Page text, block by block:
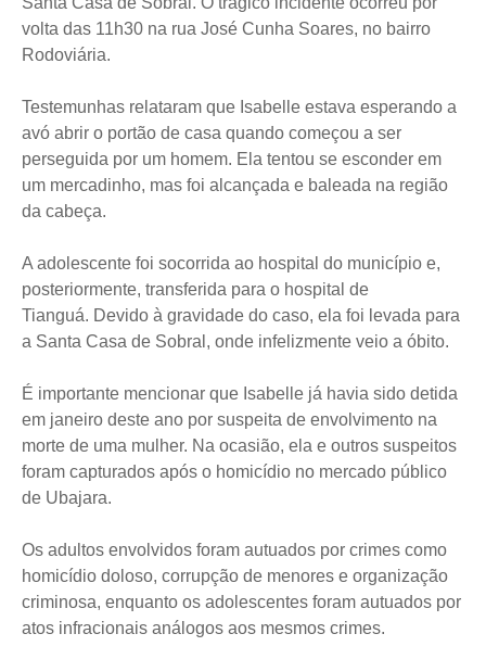
volta das 11h30 na rua José Cunha Soares, no bairro
Rodoviária.
Testemunhas relataram que Isabelle estava esperando a
avó abrir o portão de casa quando começou a ser
perseguida por um homem. Ela tentou se esconder em
um mercadinho, mas foi alcançada e baleada na região
da cabeça.
A adolescente foi socorrida ao hospital do município e,
posteriormente, transferida para o hospital de
Tianguá. Devido à gravidade do caso, ela foi levada para
a Santa Casa de Sobral, onde infelizmente veio a óbito.
É importante mencionar que Isabelle já havia sido detida
em janeiro deste ano por suspeita de envolvimento na
morte de uma mulher. Na ocasião, ela e outros suspeitos
foram capturados após o homicídio no mercado público
de Ubajara.
Os adultos envolvidos foram autuados por crimes como
homicídio doloso, corrupção de menores e organização
criminosa, enquanto os adolescentes foram autuados por
atos infracionais análogos aos mesmos crimes.